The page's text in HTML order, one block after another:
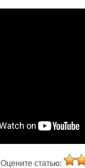
Оцените статью: